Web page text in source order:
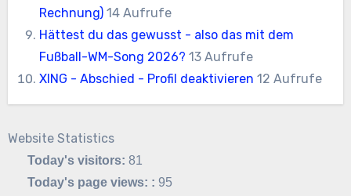
Rechnung) 14 Aufrufe
Hättest du das gewusst - also das mit dem
Fußball-WM-Song 2026? 13 Aufrufe
XING - Abschied - Profil deaktivieren 12 Aufrufe
Website Statistics
Today's visitors:81
Today's page views: : 95